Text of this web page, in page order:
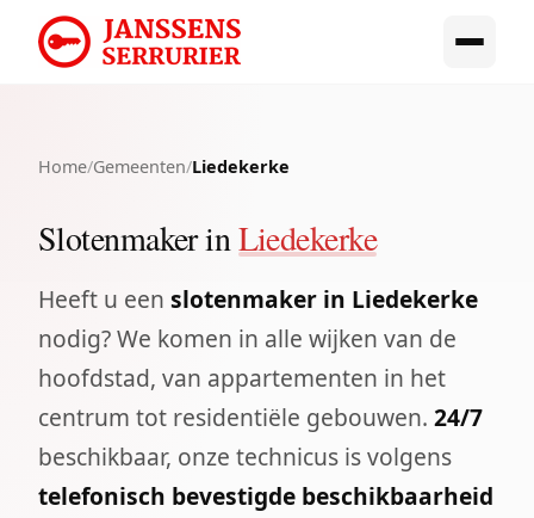
Home/Gemeenten/Liedekerke
Slotenmaker inLiedekerke
Heeft u een slotenmaker in Liedekerke
nodig? We komen in alle wijken van de
hoofdstad, van appartementen in het
centrum tot residentiële gebouwen. 24/7
beschikbaar, onze technicus is volgens
telefonisch bevestigde beschikbaarheid